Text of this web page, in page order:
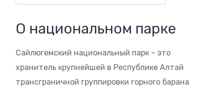
О национальном парке
Сайлюгемский национальный парк – это
хранитель крупнейшей в Республике Алтай
трансграничной группировки горного барана